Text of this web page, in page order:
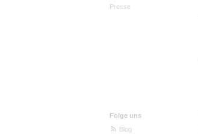
Presse
Folge uns
Blog